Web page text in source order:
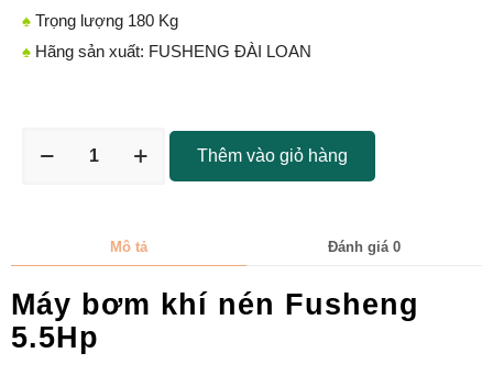
♠ Trọng lượng 180 Kg
♠ Hãng sản xuất: FUSHENG ĐÀI LOAN
Thêm vào giỏ hàng
Mô tả Đánh giá 0
Máy bơm khí nén Fusheng
5.5Hp